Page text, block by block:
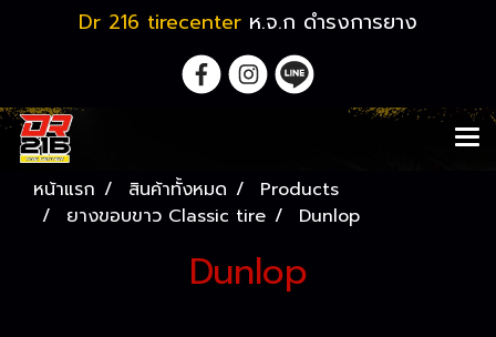
Dr 216 tirecenter ห.จ.ก ดำรงการยาง
หน้าแรก สินค้าทั้งหมด
Products
ยางขอบขาว Classic tire
Dunlop
Dunlop